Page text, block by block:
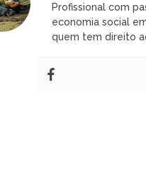
Profissional com
economia social
quem tem direito